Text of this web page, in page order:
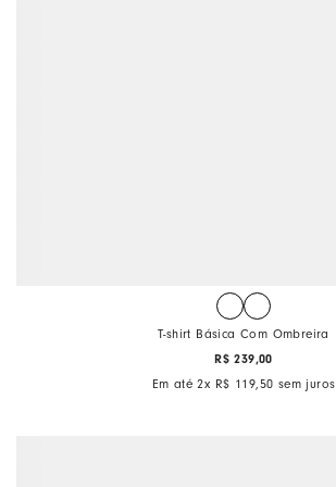
T-shirt Básica Com Ombreira
R$ 239,00
Em até2x R$ 119,50 sem juros